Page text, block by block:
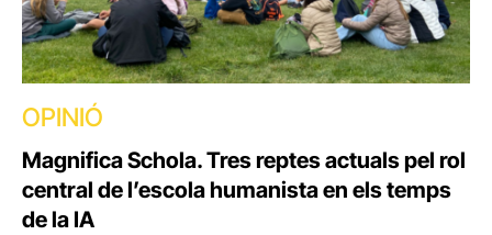
OPINIÓ
Magnifica Schola. Tres reptes actuals pel rol
central de l’escola humanista en els temps
de la IA